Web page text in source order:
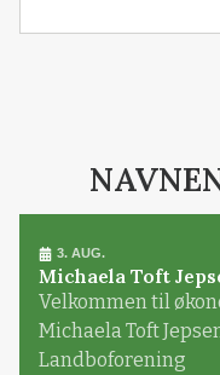
3. AUG.
Michaela Toft
Velkommen til
Michaela Toft
Landboforening